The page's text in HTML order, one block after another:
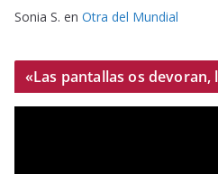
Sonia S. en Otra del Mundial
«Las pantallas os